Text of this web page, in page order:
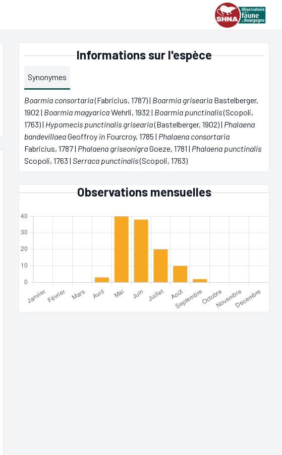
Informations sur l'espèce
Synonymes
Boarmia consortaria(Fabricius, 1787) | Boarmia grisearia Bastelberger,
1902 | Boarmia magyaricaWehrli, 1932 | Boarmia punctinalis(Scopoli,
1763) | Hypomecis punctinalis grisearia(Bastelberger, 1902) | Phalaena
bandevillaeaGeoffroy in Fourcroy, 1785 | Phalaena consortaria
Fabricius, 1787 | Phalaena griseonigraGoeze, 1781 | Phalaena punctinalis
Scopoli, 1763 |Serraca punctinalis(Scopoli, 1763)
Observations mensuelles